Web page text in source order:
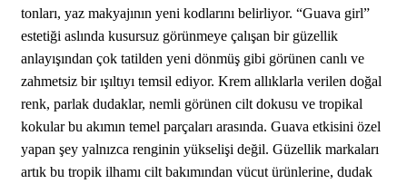
tonları, yaz makyajının yeni kodlarını belirliyor. “Guava girl”
estetiği aslında kusursuz görünmeye çalışan bir güzellik
anlayışından çok tatilden yeni dönmüş gibi görünen canlı ve
zahmetsiz bir ışıltıyı temsil ediyor. Krem allıklarla verilen doğal
renk, parlak dudaklar, nemli görünen cilt dokusu ve tropikal
kokular bu akımın temel parçaları arasında. Guava etkisini özel
yapan şey yalnızca renginin yükselişi değil. Güzellik markaları
artık bu tropik ilhamı cilt bakımından vücut ürünlerine, dudak